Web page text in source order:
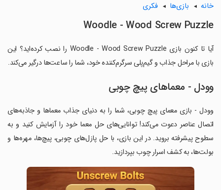
خانه بازی‌ها فکری
Woodle - Wood Screw Puzzle
آیا تا کنون بازی Woodle - Wood Screw Puzzle را نصب کرده‌اید؟ این
بازی با مراحل جذاب و گیم‌پلی سرگرم‌کننده خود، شما را ساعت‌ها درگیر می‌کند.
وودل - معماهای پیچ چوبی
وودل - بازی معمای پیچ چوبی، شما را به دنیای جذاب معماها و جاذبه‌های
اتصال عناصر دعوت می‌کند! توانایی‌های حل معما خود را آزمایش کنید و به
سطوح پیشرفته بروید. در این بازی، با حل پازل‌های چوبی، پیچ‌ها، مهره‌ها و
بولت‌ها، به کشف اسرار چوب بپردازید.